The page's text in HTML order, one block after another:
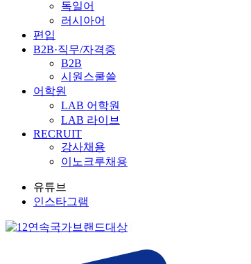
독일어
러시아어
편입
B2B·직무/자격증
B2B
시원스쿨쓸
어학원
LAB 어학원
LAB 라이브
RECRUIT
강사채용
이노크루채용
유튜브
인스타그램